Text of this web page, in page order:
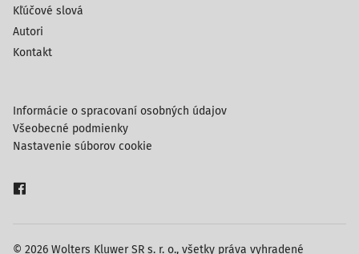
Kľúčové slová
Autori
Kontakt
© 2026 Wolters Kluwer SR s. r. o., všetky práva vyhradené
Informácie o spracovaní osobných údajov
Všeobecné podmienky
Nastavenie súborov cookie